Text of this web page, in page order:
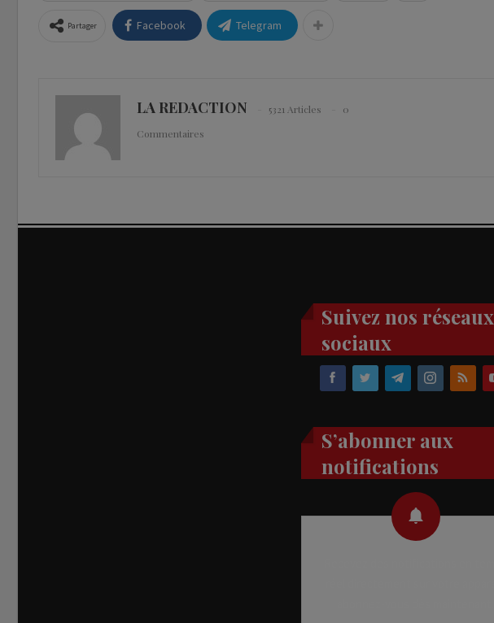
Partager Facebook Telegram
LA REDACTION 5321 Articles
0
Commentaires
Suivez nos réseaux
sociaux
S’abonner aux
notifications